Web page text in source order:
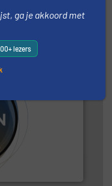
, dairy,
en
te verwerken
ga je akkoord met
lezers